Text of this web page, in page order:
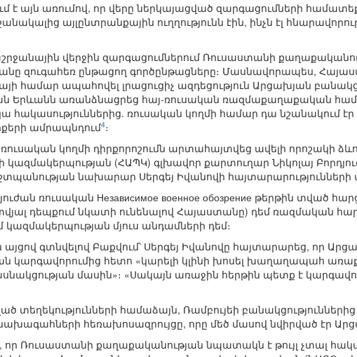
է այն առումով, որ վերը ներկայացված զարգացումների
այլընտրանքային ուղղությունն էին, ինչն էլ
վերջին զարգացումներում Ռուսաստանի
զուգահեռ ընթացող գործընթացները։ Մասնավորապես,
համար ապահովել լրացուցիչ ազդեցություն Արցախյան
առանձնացրեց հայ-ռուսական ռազմաքաղաքական
հակասություններից. ռուսական կողմի համար դա նշանակում
ամրապնդում4։
կողմի դիրքորոշումն արտահայտվեց ավելի որոշակի
(ՀԱՊԿ) գլխավոր քարտուղար Նիկոլայ
նախարար Սերգեյ Իվանովի հայտարարությունների
ռուսական Независимое военное обозрение թերթին տված
դեպքում նկատի ունենալով Հայաստանը) դեմ ռազմական
մյուս անդամների դեմ։
գտնվելով Բաքվում՝ Սերգեյ Իվանովը հայտարարեց, որ
հետո «կարելի կլինի խոսել խաղաղապահ
մասին»։ «Սակայն առաջին հերթին պետք է
տեղեկությունների համաձայն, Ռամբույեի
հեռախոսազրույցը, որը մեծ մասով նվիրված էր
որ Ռուսաստանի քաղաքականության նպատակն է թույլ չտալ